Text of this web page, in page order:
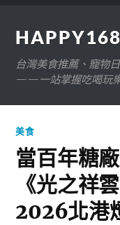
台灣美食推薦、寵物
——一站掌握吃喝玩
美食
當百年糖
《光之祥
2026北港